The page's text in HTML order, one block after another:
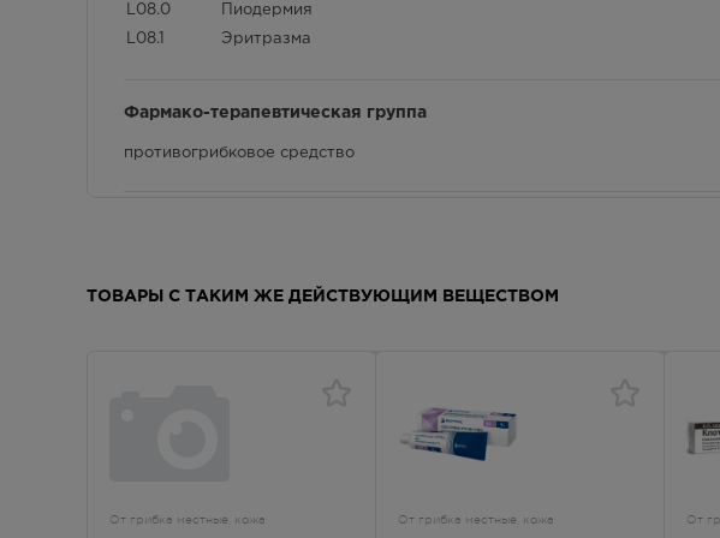
L08.0 Пиодермия
L08.1 Эритразма
Фармако-терапевтическая группа
противогрибковое средство
ТОВАРЫ С ТАКИМ ЖЕ ДЕЙСТВУЮЩИМ ВЕЩЕСТВОМ
От грибка местные, кожа От грибка местные, кожа От